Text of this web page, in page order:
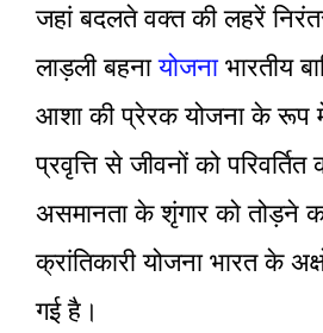
जहां बदलते वक्त की लहरें
लाड़ली बहनायोजनाभारतीय
आशा की प्रेरक योजना के रूप
प्रवृत्ति से जीवनों को
असमानता के शृंगार को तोड़ने
क्रांतिकारी योजना भारत के
गई है।